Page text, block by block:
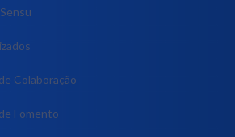
Colaboração
Fomento